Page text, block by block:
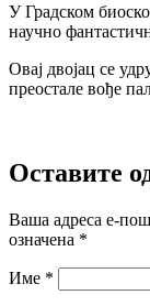
У Градском
научно
Овај двојац се
преостале вође
Оставите
Ваша адреса е-
означена *
Име *